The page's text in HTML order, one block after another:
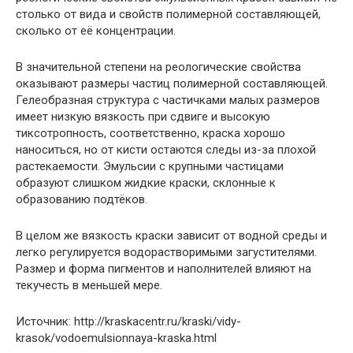
столько от вида и свойств полимерной составляющей,
сколько от её концентрации.
В значительной степени на реологические свойства
оказывают размеры частиц полимерной составляющей.
Гелеобразная структура с частичками малых размеров
имеет низкую вязкость при сдвиге и высокую
тиксотропность, соответственно, краска хорошо
наноситься, но от кисти остаются следы из-за плохой
растекаемости. Эмульсии с крупными частицами
образуют слишком жидкие краски, склонные к
образованию подтёков.
В целом же вязкость краски зависит от водной среды и
легко регулируется водорастворимыми загустителями.
Размер и форма пигментов и наполнителей влияют на
текучесть в меньшей мере.
Источник: http://kraskacentr.ru/kraski/vidy-
krasok/vodoemulsionnaya-kraska.html